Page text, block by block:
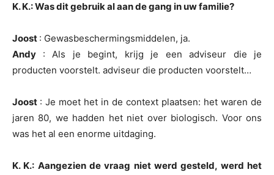
K. K.: Was dit gebruik al aan de gang in uw familie?
Joost : Gewasbeschermingsmiddelen, ja.
Andy : Als je begint, krijg je een adviseur die je
producten voorstelt. adviseur die producten voorstelt…
Joost : Je moet het in de context plaatsen: het waren de
jaren 80, we hadden het niet over biologisch. Voor ons
was het al een enorme uitdaging.
K. K.: Aangezien de vraag niet werd gesteld, werd het